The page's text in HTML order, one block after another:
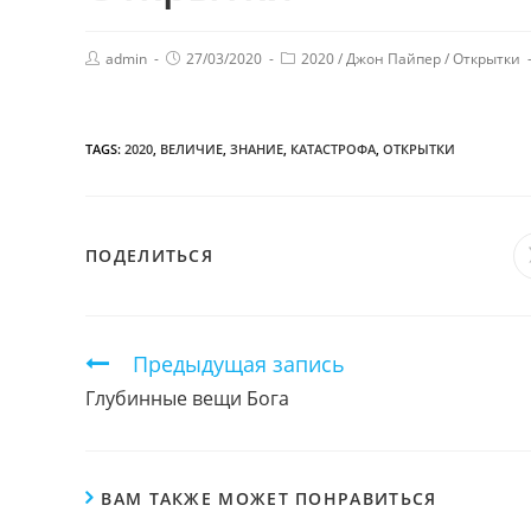
admin 27/03/2020 2020/Джон Пайпер/Открытки
TAGS: 2020 ВЕЛИЧИЕ ЗНАНИЕ КАТАСТРОФА ОТКРЫТКИ
ПОДЕЛИТЬСЯ
Продолжить
чтение
Предыдущая запись
Глубинные вещи Бога
ВАМ ТАКЖЕ МОЖЕТ ПОНРАВИТЬСЯ